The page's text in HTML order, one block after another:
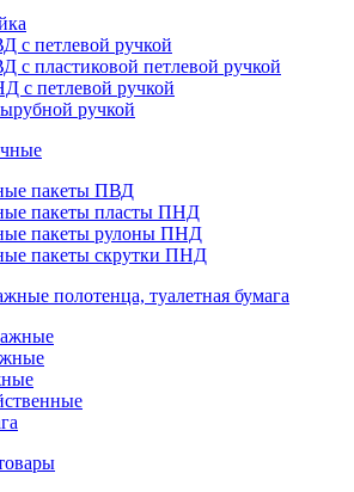
с петлевой ручкой
с пластиковой петлевой ручкой
с петлевой ручкой
ручкой
пакеты ПВД
пакеты пласты ПНД
пакеты рулоны ПНД
пакеты скрутки ПНД
полотенца, туалетная бумага